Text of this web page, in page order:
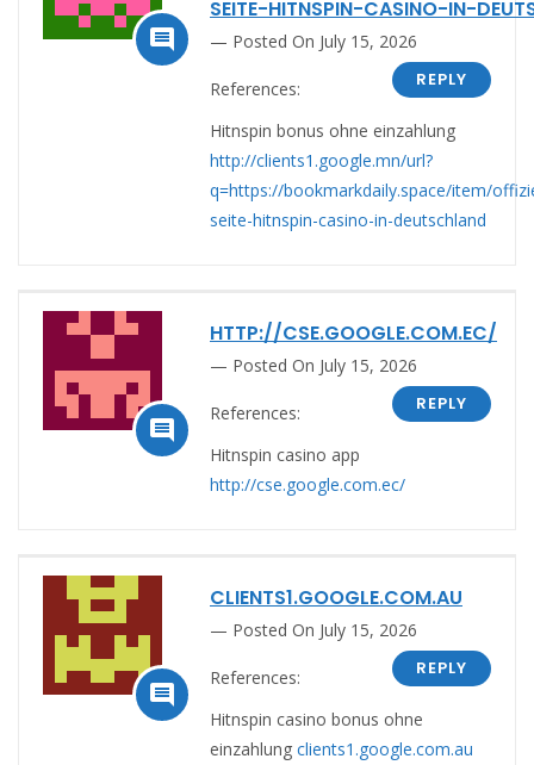

SEITE-HITNSPIN-CASINO-IN-
Posted On July 15, 2026
REPLY
References:
Hitnspin bonus ohne einzahlung
http://clients1.google.mn/url?
q=https://bookmarkdaily.space/item/
seite-hitnspin-casino-in-deutschland

HTTP://CSE.GOOGLE.COM.EC/
Posted On July 15, 2026
REPLY
References:
Hitnspin casino app
http://cse.google.com.ec/

CLIENTS1.GOOGLE.COM.AU
Posted On July 15, 2026
REPLY
References:
Hitnspin casino bonus ohne
einzahlung clients1.google.com.au